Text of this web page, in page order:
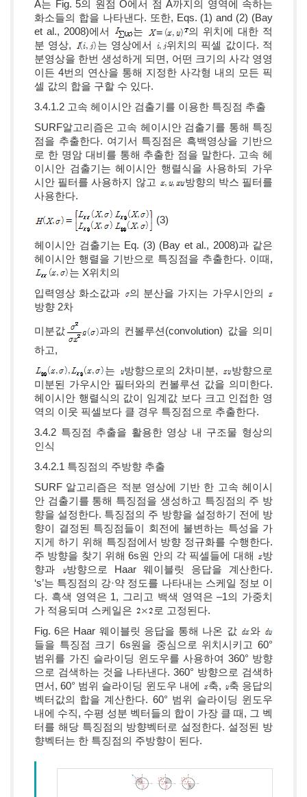
A는 Fig. 5의 원점 O에서 점 A까지의 영역에 속하는
화소들의 합을 나타낸다. 또한, Eqs. (1) and (2) (Bay
et al., 2008)에서
는
의 위치에 대한 적
분 영상,
는 영상에서
위치의 픽셀 값이다. 적
분영상을 한번 생성하게 되면, 어떤 크기의 사각 영영
이든 4번의 연산을 통해 지정한 사각형 내의 모든 픽
셀 값의 합을 구할 수 있다.
3.4.1.2 고속 헤이시안 검출기를 이용한 특징점 추출
SURF알고리즘은 고속 헤이시안 검출기를 통해 특징
점을 추출한다. 여기서 특징점은 흑백영상을 기반으
로 한 명암 대비를 통해 추출한 점을 말한다. 고속 헤
이시안 검출기는 헤이시안 행렬식을 사용하되 가우
시안 필터를 사용하지 않고
방향의 박스 필터를
사용한다.
(3)
헤이시안 검출기는 Eq. (3) (Bay et al., 2008)과 같은
헤이시안 행렬을 기반으로 특징점을 추출한다. 이때,
는 X위치의
입력영상 화소값과
의 분산을 가지는 가우시안의
방향 2차
미분값
과의 컨볼루션(convolution) 값을 의미
하고,
는
방향으로의 2차미분,
방향으로
미분된 가우시안 필터와의 컨볼루션 값을 의미한다.
헤이시안 행렬식의 값이 임계값 보다 크고 인접한 영
역의 이웃 픽셀보다 클 경우 특징점으로 추출한다.
3.4.2 특징점 추출을 활용한 영상 내 구조물 형상의
인식
3.4.2.1 특징점의 주방향 추출
SURF 알고리즘은 적분 영상에 기반 한 고속 헤이시
안 검출기를 통해 특징점을 생성하고 특징점의 주 방
향을 설정한다. 특징점의 주 방향을 설정하기 전에 방
향이 결정된 특징점들이 회전에 불변하는 특성을 가
지게 하기 위해 특징점에서 방향 정규화를 수행한다.
주 방향을 찾기 위해 6s원 안의 각 픽셀들에 대해
방
향과
방향으로 Haar 웨이블릿 응답을 계산한다.
‘s’는 특징점의 강·약 정도를 나타내는 스케일 정보 이
다. 흑색 영역은 1, 그리고 백색 영역은 –1의 가중치
가 적용되며 스케일은
로 고정된다.
Fig. 6은 Haar 웨이블릿 응답을 통해 나온 값
와
들을 특징점 크기 6s원을 중심으로 위치시키고 60°
범위를 가진 슬라이딩 윈도우를 사용하여 360° 방향
으로 검색하는 것을 나타낸다. 360° 방향으로 검색하
면서, 60° 범위 슬라이딩 윈도우 내에
축,
축 응답의
벡터값의 합을 계산한다. 60° 범위 슬라이딩 윈도우
내에 수직, 수평 성분 벡터들의 합이 가장 클 때, 그 벡
터를 해당 특징점의 방향벡터로 설정한다. 설정된 방
향벡터는 한 특징점의 주방향이 된다.